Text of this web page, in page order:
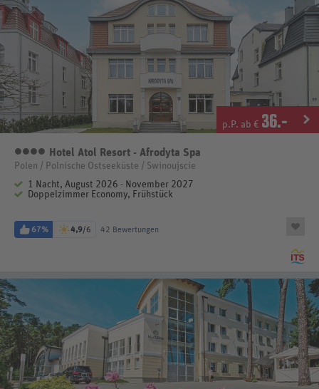
p.P. ab € 36.-
4 Sterne
Hotel Atol Resort - Afrodyta Spa
Polen / Polnische Ostseeküste / Swinoujscie
1 Nacht, August 2026 - November 2027
Doppelzimmer Economy, Frühstück
67% 4,9/6 42 Bewertungen